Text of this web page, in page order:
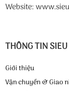
Website:
THÔNG TIN
Giới thiệu
Vận chuyển & Giao